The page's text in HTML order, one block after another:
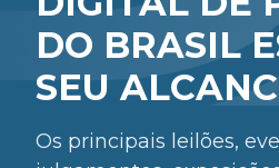
DO BRASIL
SEU
Os principais leilões,